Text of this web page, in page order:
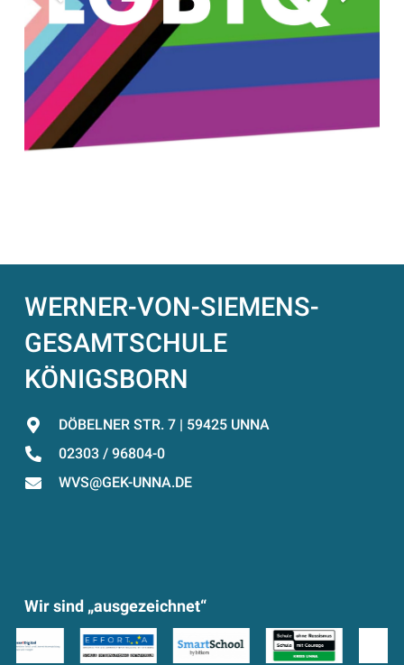
WERNER-VON-SIEMENS-
GESAMTSCHULE
KÖNIGSBORN
DÖBELNER STR. 7 | 59425 UNNA
02303 / 96804-0
WVS@GEK-UNNA.DE
Wir sind „ausgezeichnet“